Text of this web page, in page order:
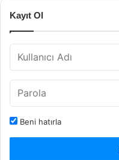
Kayıt Ol
Beni hatırla